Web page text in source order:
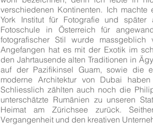
verschiedenen Kontinenten. Ich
York Institut für Fotografie und
Fotoschule in Österreich für
fotografischer Stil wurde massgeblich
Angefangen hat es mit der Exotik im
den Jahrtausende alten Traditionen in
auf der Pazifikinsel Guam, sowie die
moderne Architektur von Dubai
Schliesslich zählten auch noch die
unterschätzte Rumänien zu unseren
Heimat am Zürichsee zurück.
Vergangenheit und den kreativen